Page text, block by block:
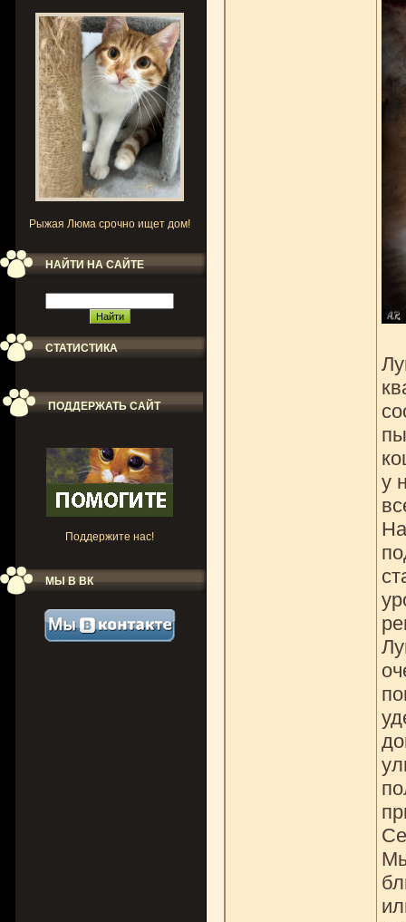
Рыжая Люма срочно ищет дом!
НАЙТИ НА САЙТЕ
СТАТИСТИКА
ПОДДЕРЖАТЬ САЙТ
Поддержите нас!
МЫ В ВК
у